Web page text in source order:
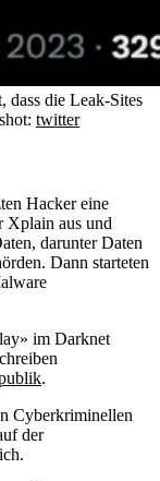
dass die Leak-Sites
twitter
Hacker eine
Xplain aus und
darunter Daten
Dann starteten
im Darknet
.
Cyberkriminellen
der